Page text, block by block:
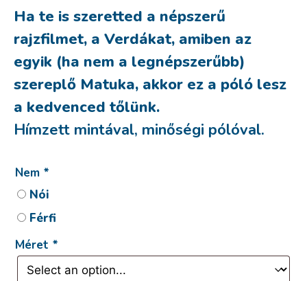
Ha te is szeretted a népszerű
rajzfilmet, a Verdákat, amiben az
egyik (ha nem a legnépszerűbb)
szereplő Matuka, akkor ez a póló lesz
a kedvenced tőlünk.
Hímzett mintával, minőségi pólóval.
Nem *
Nói
Férfi
Méret *